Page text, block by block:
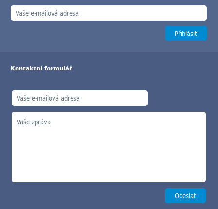
Kontaktní formulář